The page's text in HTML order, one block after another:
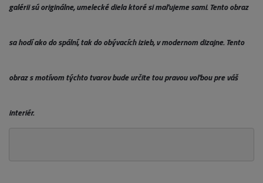
galérii sú originálne, umelecké diela ktoré si maľujeme sami. Tento obraz
sa hodí ako do spální, tak do obývacích izieb, v modernom dizajne. Tento
obraz s motívom týchto tvarov bude určite tou pravou voľbou pre váš
interiér.